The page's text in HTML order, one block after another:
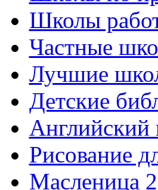
Школы
Частные
Лучшие
Детские
Английский
Рисование
Масленица